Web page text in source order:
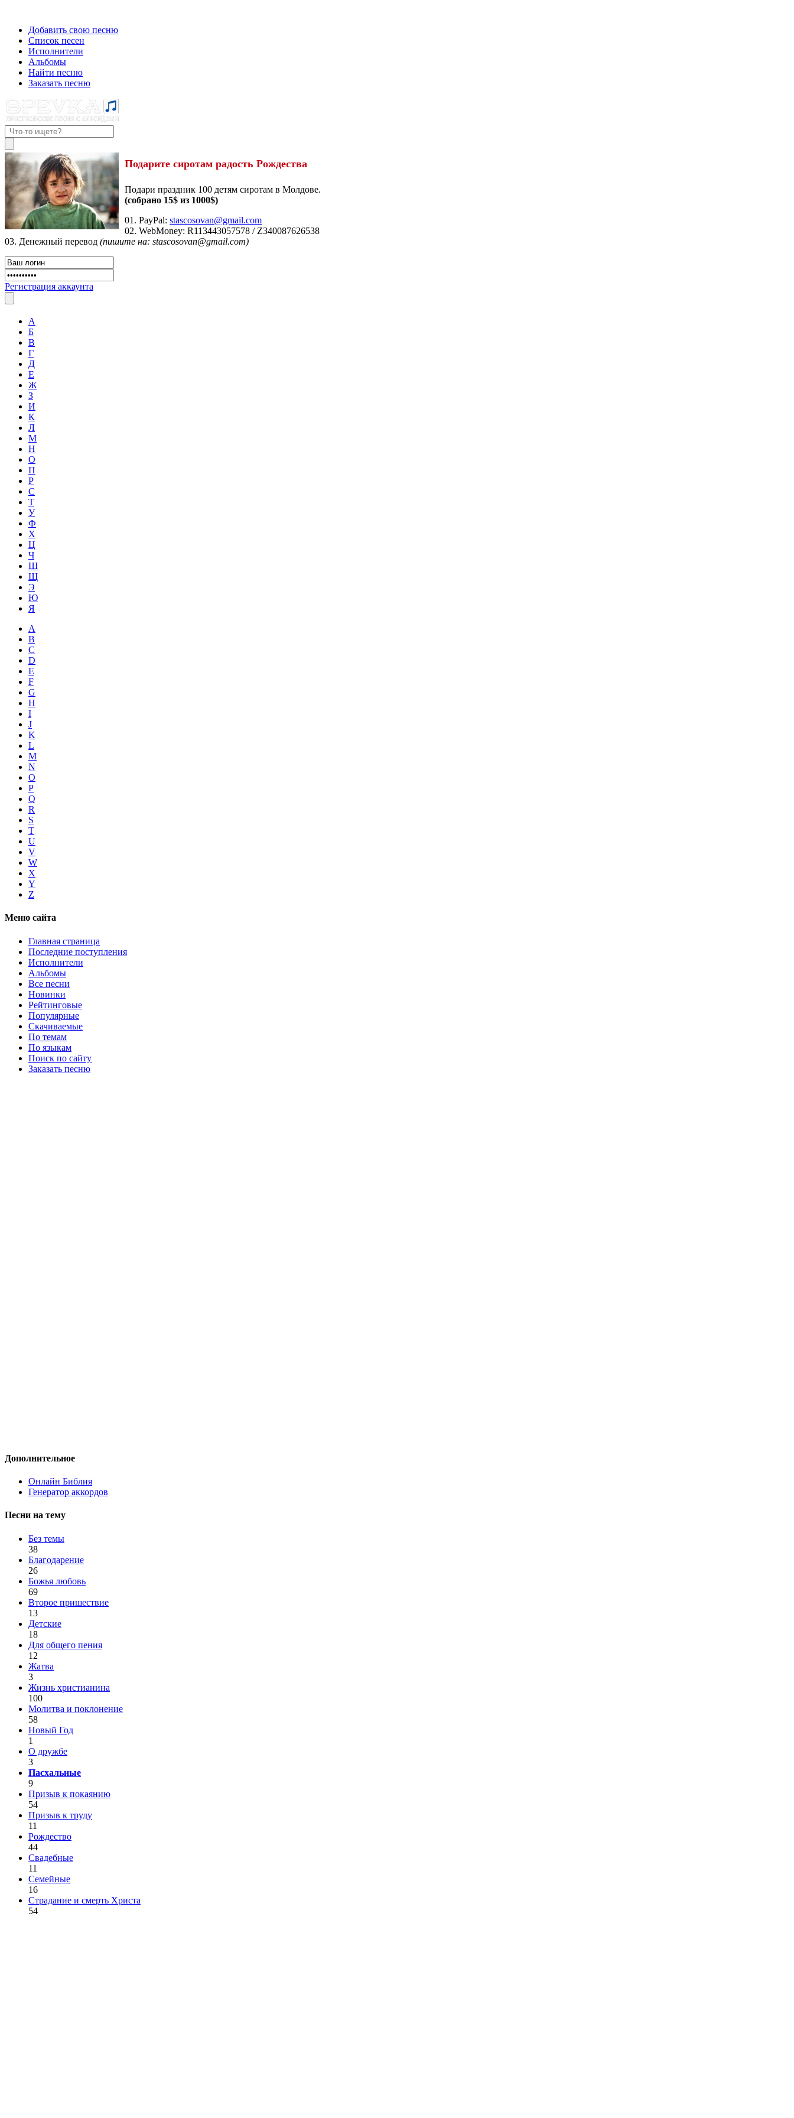
Добавить свою песню
Список песен
Исполнители
Альбомы
Найти песню
Заказать песню
Подарите сиротам радость Рождества
Подари праздник 100 детям сиротам в Молдове.
(собрано 15$ из 1000$)
01. PayPal:stascosovan@gmail.com
02. WebMoney:R113443057578 / Z340087626538
03. Денежный перевод (пишите на: stascosovan@gmail.com)
Регистрация аккаунта
А
Б
В
Г
Д
Е
Ж
З
И
К
Л
М
Н
О
П
Р
С
Т
У
Ф
Х
Ц
Ч
Ш
Щ
Э
Ю
Я
A
B
C
D
E
F
G
H
I
J
K
L
M
N
O
P
Q
R
S
T
U
V
W
X
Y
Z
Меню сайта
Главная страница
Последние поступления
Исполнители
Альбомы
Все песни
Новинки
Рейтинговые
Популярные
Скачиваемые
По темам
По языкам
Поиск по сайту
Заказать песню
Дополнительное
Онлайн Библия
Генератор аккордов
Песни на тему
Без темы
38
Благодарение
26
Божья любовь
69
Второе пришествие
13
Детские
18
Для общего пения
12
Жатва
3
Жизнь христианина
100
Молитва и поклонение
58
Новый Год
1
О дружбе
3
Пасхальные
9
Призыв к покаянию
54
Призыв к труду
11
Рождество
44
Свадебные
11
Семейные
16
Страдание и смерть Христа
54